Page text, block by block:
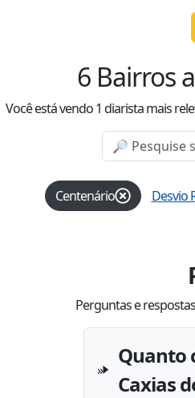
6 Bairros
Você está vendo1 diarista mais
Centenário Desvio
Perguntas e
Quanto
Caxias